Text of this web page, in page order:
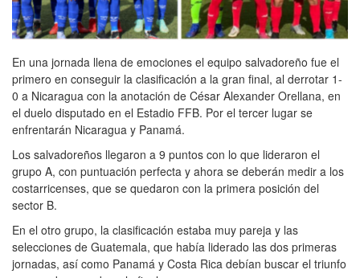
En una jornada llena de emociones el equipo salvadoreño fue el
primero en conseguir la clasificación a la gran final, al derrotar 1-
0 a Nicaragua con la anotación de César Alexander Orellana, en
el duelo disputado en el Estadio FFB. Por el tercer lugar se
enfrentarán Nicaragua y Panamá.
Los salvadoreños llegaron a 9 puntos con lo que lideraron el
grupo A, con puntuación perfecta y ahora se deberán medir a los
costarricenses, que se quedaron con la primera posición del
sector B.
En el otro grupo, la clasificación estaba muy pareja y las
selecciones de Guatemala, que había liderado las dos primeras
jornadas, así como Panamá y Costa Rica debían buscar el triunfo